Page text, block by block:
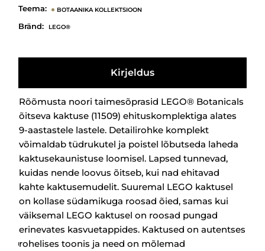
Teema: BOTAANIKA KOLLEKTSIOON
Bränd: LEGO®
Kirjeldus
Rõõmusta noori taimesõprasid LEGO® Botanicals
õitseva kaktuse (11509) ehituskomplektiga alates
9-aastastele lastele. Detailirohke komplekt
võimaldab tüdrukutel ja poistel lõbutseda laheda
kaktusekaunistuse loomisel. Lapsed tunnevad,
kuidas nende loovus õitseb, kui nad ehitavad
kahte kaktusemudelit. Suuremal LEGO kaktusel
on kollase südamikuga roosad õied, samas kui
väiksemal LEGO kaktusel on roosad pungad
erinevates kasvuetappides. Kaktused on autentses
rohelises toonis ja need on mõlemad